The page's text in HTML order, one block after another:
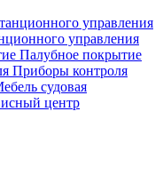
управления
Палубное покрытие
Приборы контроля
судовая
центр